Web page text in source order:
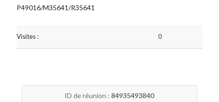
P49016/M35641/R35641
Visites : 0
ID de réunion : 84935493840